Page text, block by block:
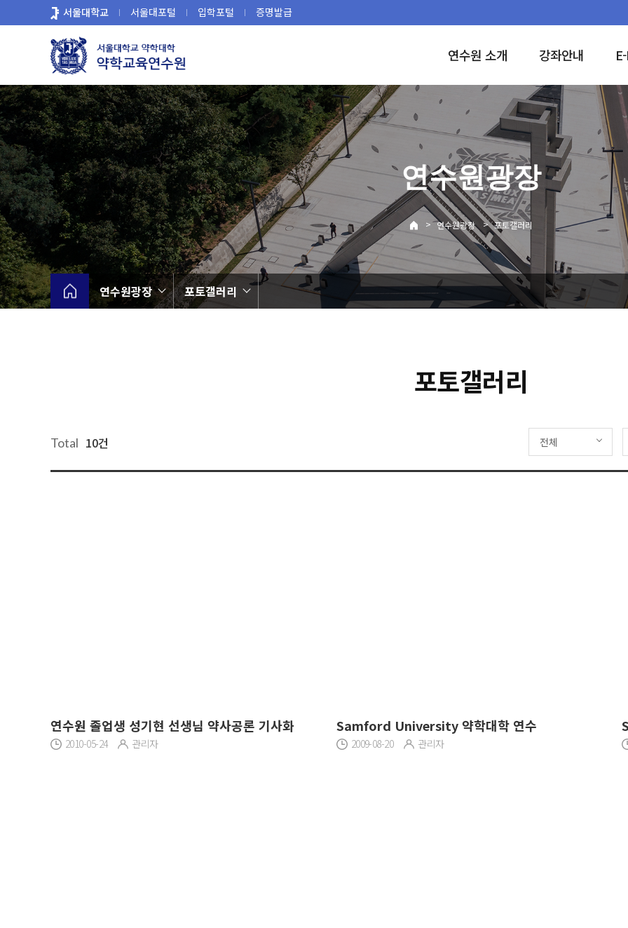
로
뉴
서울대학교 서울대포털 입학포털 증명발급
연수원 소개 강좌안내
연수원광장
> 연수원광장 > 포토갤러리
연수원광장 포토갤러리
포토갤러리
Total 10건 전체
연수원 졸업생 성기현 선생님 약사공론 기사화
2010-05-24 관리자
Samford University 약학대학 연수
2009-08-20 관리자